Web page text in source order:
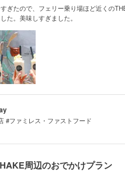
ぎたので、フェリー乗り場ほど近くの
た。美味しすぎました。
#ファミレス・ファストフード
周辺のおでかけプラン